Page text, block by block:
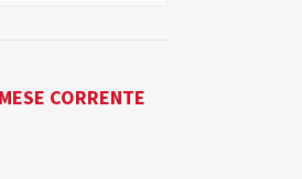
CORRENTE